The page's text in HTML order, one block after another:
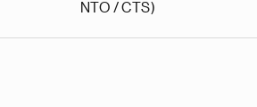
NTO / CTS)